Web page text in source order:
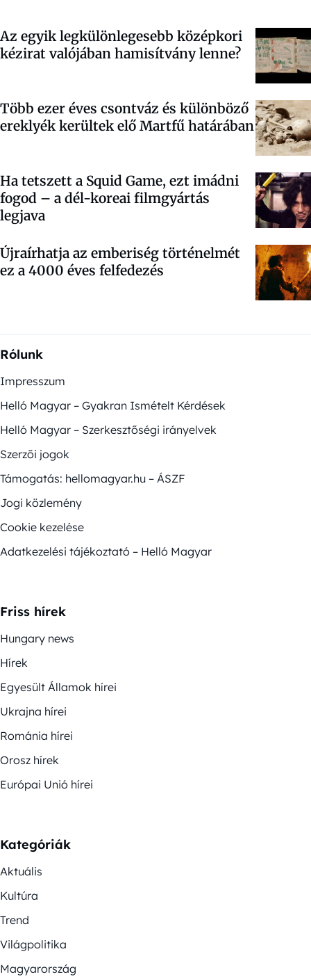
Az egyik legkülönlegesebb középkori
kézirat valójában hamisítvány lenne?
Több ezer éves csontváz és különböző
ereklyék kerültek elő Martfű határában
Ha tetszett a Squid Game, ezt imádni
fogod – a dél-koreai filmgyártás
legjava
Újraírhatja az emberiség történelmét
ez a 4000 éves felfedezés
Rólunk
Impresszum
Helló Magyar – Gyakran Ismételt Kérdések
Helló Magyar – Szerkesztőségi irányelvek
Szerzői jogok
Támogatás: hellomagyar.hu – ÁSZF
Jogi közlemény
Cookie kezelése
Adatkezelési tájékoztató – Helló Magyar
Friss hírek
Hungary news
Hírek
Egyesült Államok hírei
Ukrajna hírei
Románia hírei
Orosz hírek
Európai Unió hírei
Kategóriák
Aktuális
Kultúra
Trend
Világpolitika
Magyarország